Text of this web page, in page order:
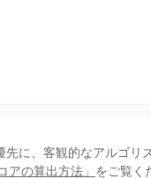
に、客観的なアルゴ
アの算出方法」 をご覧く